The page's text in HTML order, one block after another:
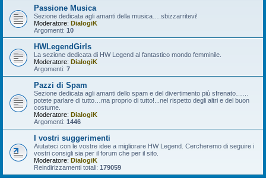
Passione Musica
Sezione dedicata agli amanti della musica….sbizzarritevi!
Moderatore: DialogiK
Argomenti: 10
HWLegendGirls
La sezione dedicata di HW Legend al fantastico mondo femminile.
Moderatore: DialogiK
Argomenti: 7
Pazzi di Spam
Sezione dedicata agli amanti dello spam e del divertimento più sfrenato……
potete parlare di tutto…ma proprio di tutto!...nel rispetto degli altri e del buon
costume.
Moderatore: DialogiK
Argomenti: 1446
I vostri suggerimenti
Aiutateci con le vostre idee a migliorare HW Legend. Cercheremo di seguire i
vostri consigli sia per il forum che per il sito.
Moderatore: DialogiK
Reindirizzamenti totali: 179059